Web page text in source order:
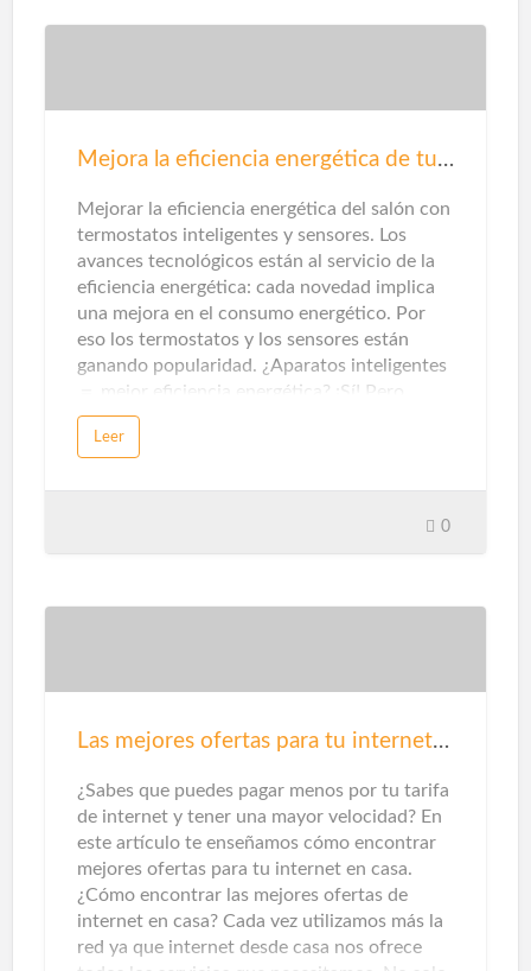
Mejora la eficiencia energética de tu salón
Mejorar la eficiencia energética del salón con
termostatos inteligentes y sensores. Los
avances tecnológicos están al servicio de la
eficiencia energética: cada novedad implica
una mejora en el consumo energético. Por
eso los termostatos y los sensores están
ganando popularidad. ¿Aparatos inteligentes
＝ mejor eficiencia energética? ¡Sí! Pero…
para que un electrodoméstico, un artefacto
eléctrico o aparato electrónico se considere
poder gestionarse y automatizarse desde
tareas tengan un uso óptimo del gasto
energético.Dentro del ámbito doméstico, los
termostatos inteligentes y los se…
Leer
0
Las mejores ofertas para tu internet en casa
¿Sabes que puedes pagar menos por tu tarifa
de internet y tener una mayor velocidad? En
este artículo te enseñamos cómo encontrar
mejores ofertas para tu internet en casa.
¿Cómo encontrar las mejores ofertas de
internet en casa? Cada vez utilizamos más la
red ya que internet desde casa nos ofrece